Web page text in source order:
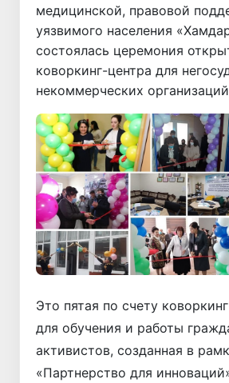
медицинской, правовой
уязвимого населения
состоялась церемония
коворкинг-центра для
некоммерческих
Это пятая по счету
для обучения и работы
активистов, созданная в
«Партнерство для